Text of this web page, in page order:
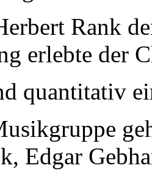
Rank
erlebte der
quantitativ
Edgar